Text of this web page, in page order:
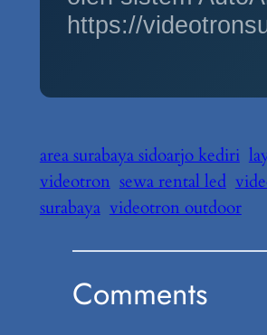
https://
area surabaya sidoarjo kediri
videotron sewa rental led
surabaya videotron outdoor
Comments